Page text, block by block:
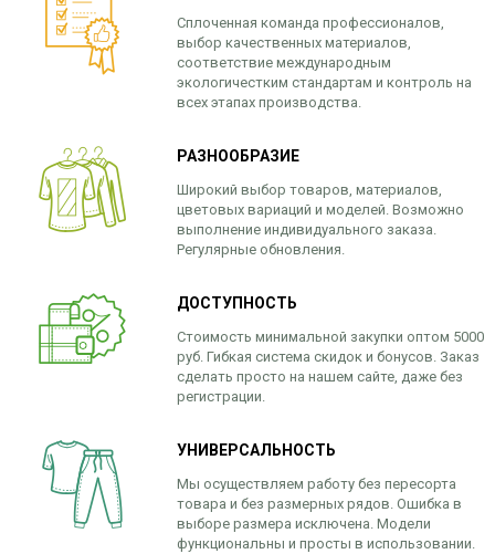
Сплоченная команда профессионалов,
выбор качественных материалов,
соответствие международным
экологичестким стандартам и контроль на
всех этапах производства.
РАЗНООБРАЗИЕ
Широкий выбор товаров, материалов,
цветовых вариаций и моделей. Возможно
выполнение индивидуального заказа.
Регулярные обновления.
ДОСТУПНОСТЬ
Стоимость минимальной закупки оптом 5000
руб. Гибкая система скидок и бонусов. Заказ
сделать просто на нашем сайте, даже без
регистрации.
УНИВЕРСАЛЬНОСТЬ
Мы осуществляем работу без пересорта
товара и без размерных рядов. Ошибка в
выборе размера исключена. Модели
функциональны и просты в использовании.